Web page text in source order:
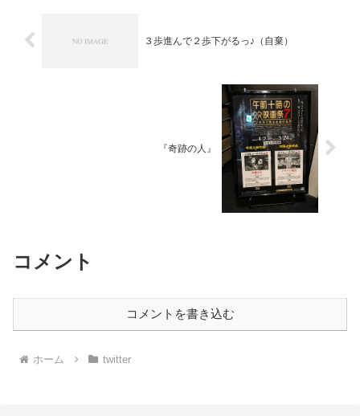
３歩進んで２歩下がるっ♪（自棄）
『奇跡の人』
コメント
コメントを書き込む
ホーム twitter